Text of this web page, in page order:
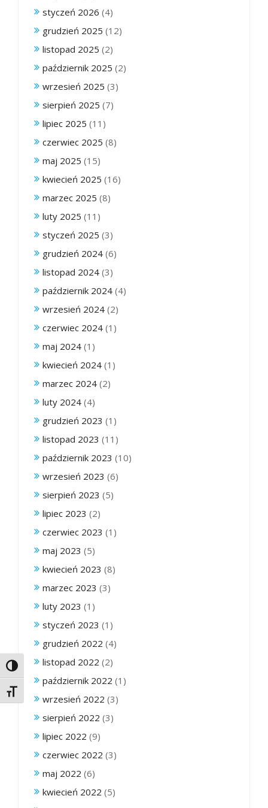
Toggle High Contrast
Toggle Font size
styczeń 2026 (4)
grudzień 2025 (12)
listopad 2025 (2)
październik 2025 (2)
wrzesień 2025 (3)
sierpień 2025 (7)
lipiec 2025 (11)
czerwiec 2025 (8)
maj 2025 (15)
kwiecień 2025 (16)
marzec 2025 (8)
luty 2025 (11)
styczeń 2025 (3)
grudzień 2024 (6)
listopad 2024 (3)
październik 2024 (4)
wrzesień 2024 (2)
czerwiec 2024 (1)
maj 2024 (1)
kwiecień 2024 (1)
marzec 2024 (2)
luty 2024 (4)
grudzień 2023 (1)
listopad 2023 (11)
październik 2023 (10)
wrzesień 2023 (6)
sierpień 2023 (5)
lipiec 2023 (2)
czerwiec 2023 (1)
maj 2023 (5)
kwiecień 2023 (8)
marzec 2023 (3)
luty 2023 (1)
styczeń 2023 (1)
grudzień 2022 (4)
listopad 2022 (2)
październik 2022 (1)
wrzesień 2022 (3)
sierpień 2022 (3)
lipiec 2022 (9)
czerwiec 2022 (3)
maj 2022 (6)
kwiecień 2022 (5)